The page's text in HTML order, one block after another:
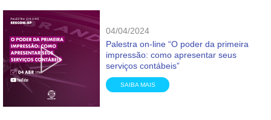
04/04/2024
Palestra on-line “O poder da primeira
impressão: como apresentar seus
serviços contábeis”
SAIBA MAIS